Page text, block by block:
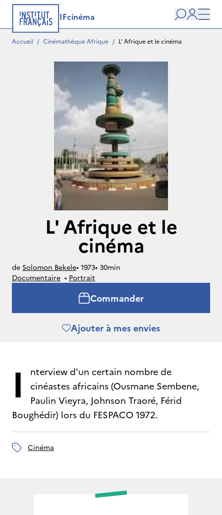
IFcinéma
user
Accueil / Cinémathèque Afrique / L' Afrique et le cinéma
L' Afrique et le
cinéma
de Solomon Bekele• 1973• 30min
Documentaire • Portrait
Commander
Ajouter à mes envies
I
nterview d'un certain nombre de
cinéastes africains (Ousmane Sembene,
Paulin Vieyra, Johnson Traoré, Férid
Boughédir) lors du FESPACO 1972.
cinéma